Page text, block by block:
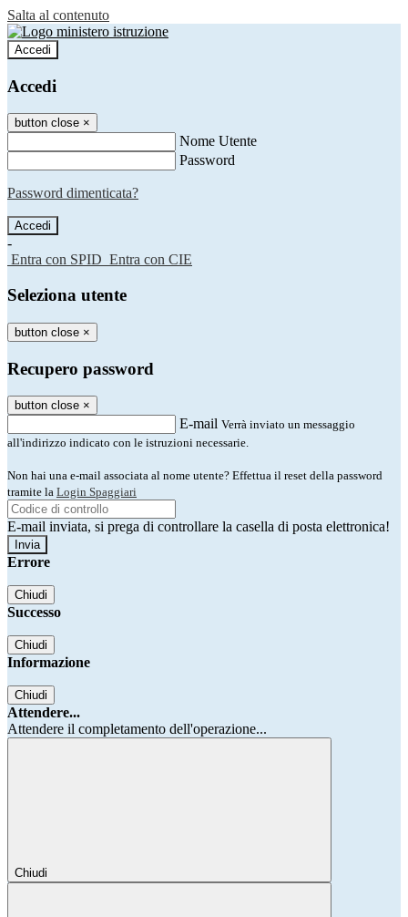
Salta al contenuto
Accedi
Accedi
button close ×
Nome Utente
Password
Password dimenticata?
-
Entra con SPID Entra con CIE
Seleziona utente
button close ×
Recupero password
button close ×
E-mail Verrà inviato un messaggio
all'indirizzo indicato con le istruzioni necessarie.
Non hai una e-mail associata al nome utente? Effettua il reset della password
tramite la Login Spaggiari
E-mail inviata, si prega di controllare la casella di posta elettronica!
Errore
Chiudi
Successo
Chiudi
Informazione
Chiudi
Attendere...
Attendere il completamento dell'operazione...
Chiudi